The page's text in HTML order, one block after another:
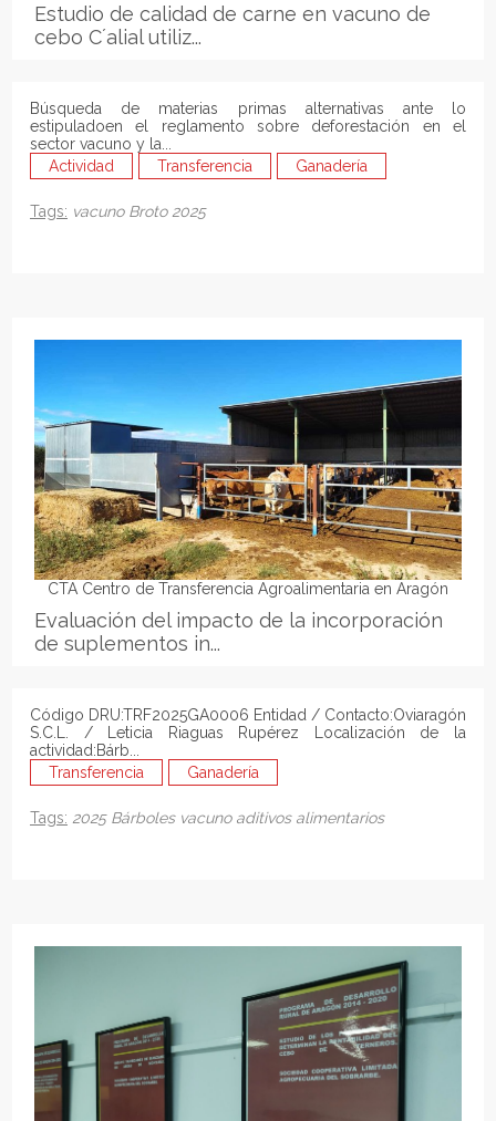
Estudio de calidad de carne en vacuno de
cebo C´alial utiliz...
Búsqueda de materias primas alternativas ante lo
estipuladoen el reglamento sobre deforestación en el
sector vacuno y la...
Actividad
Transferencia Ganadería
Tags: vacuno Broto 2025
CTA Centro de Transferencia Agroalimentaria en Aragón
Evaluación del impacto de la incorporación
de suplementos in...
Código DRU:TRF2025GA0006 Entidad / Contacto:Oviaragón
S.C.L. / Leticia Riaguas Rupérez Localización de la
actividad:Bárb...
Transferencia
Ganadería
Tags: 2025 Bárboles vacuno aditivos alimentarios